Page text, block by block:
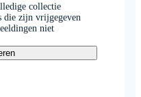
collectie
die zijn vrijgegeven
niet